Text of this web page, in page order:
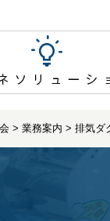
> 業務案内 > 排気ダ